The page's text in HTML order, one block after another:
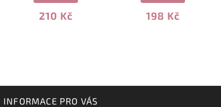
210 Kč 198 Kč
INFORMACE PRO VÁS